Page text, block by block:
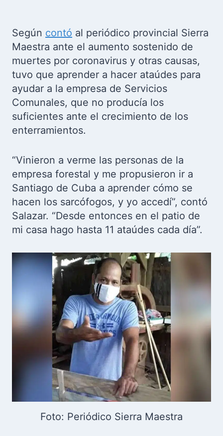
Según contó al periódico provincial Sierra
Maestra ante el aumento sostenido de
muertes por coronavirus y otras causas,
tuvo que aprender a hacer ataúdes para
ayudar a la empresa de Servicios
Comunales, que no producía los
suficientes ante el crecimiento de los
enterramientos.
“Vinieron a verme las personas de la
empresa forestal y me propusieron ir a
Santiago de Cuba a aprender cómo se
hacen los sarcófogos, y yo accedí”, contó
Salazar. “Desde entonces en el patio de
mi casa hago hasta 11 ataúdes cada día”.
Foto: Periódico Sierra Maestra